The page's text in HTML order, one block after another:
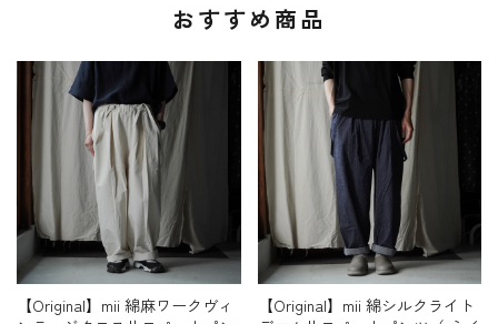
おすすめ商品
【Original】mii 綿麻ワークヴィ
【Original】mii 綿シルクライト